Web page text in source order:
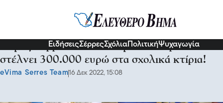
ΕιδήσειςΣέρρεςΣχόλια ΠολιτικήΨυχαγωγία
Δήμος Σερρών: Η οικονομική επιτροπή
στέλνει 300.000 ευρώ στα σχολικά κτίρια!
eVima Serres Team16 Δεκ 2022, 15:08